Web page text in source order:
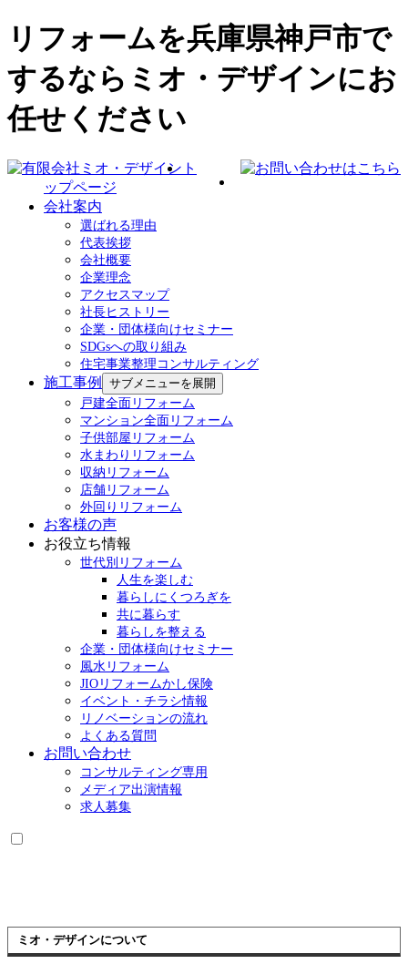
リフォームを兵庫県神戸市で
するならミオ・デザインにお
任せください
ト
ップページ
会社案内
選ばれる理由
代表挨拶
会社概要
企業理念
アクセスマップ
社長ヒストリー
企業・団体様向けセミナー
SDGsへの取り組み
住宅事業整理コンサルティング
施工事例
サブメニューを展開
戸建全面リフォーム
マンション全面リフォーム
子供部屋リフォーム
水まわりリフォーム
収納リフォーム
店舗リフォーム
外回りリフォーム
お客様の声
お役立ち情報
世代別リフォーム
人生を楽しむ
暮らしにくつろぎを
共に暮らす
暮らしを整える
企業・団体様向けセミナー
風水リフォーム
JIOリフォームかし保険
イベント・チラシ情報
リノベーションの流れ
よくある質問
お問い合わせ
コンサルティング専用
メディア出演情報
求人募集
ミオ・デザインについて